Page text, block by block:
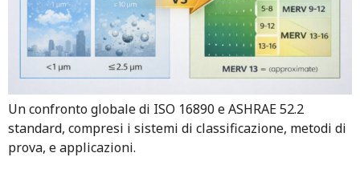
Un confronto globale di ISO 16890 e ASHRAE 52.2
standard, compresi i sistemi di classificazione, metodi di
prova, e applicazioni.